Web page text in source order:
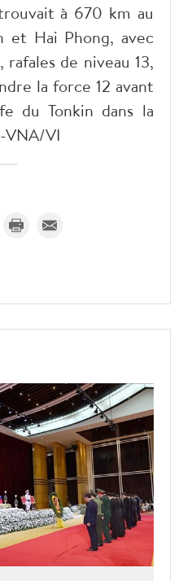
à 670 km au
et Hai Phong, avec
rafales de niveau 13,
la force 12 avant
du Tonkin dans la
VNA/VI